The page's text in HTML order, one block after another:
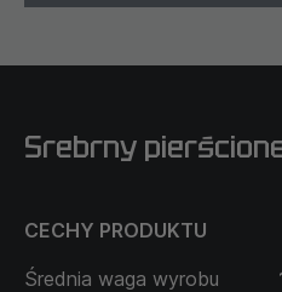
Srebrny
CECHY PRODUKTU
Średnia waga wyrobu